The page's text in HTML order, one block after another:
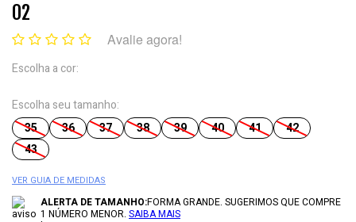
02
Avalie agora!
Escolha a cor:
Escolha seu tamanho:
35
36 37 38 39 40 41
42
43
VER GUIA DE MEDIDAS
ALERTA DE TAMANHO:FORMA GRANDE. SUGERIMOS QUE COMPRE
1 NÚMERO MENOR. SAIBA MAIS